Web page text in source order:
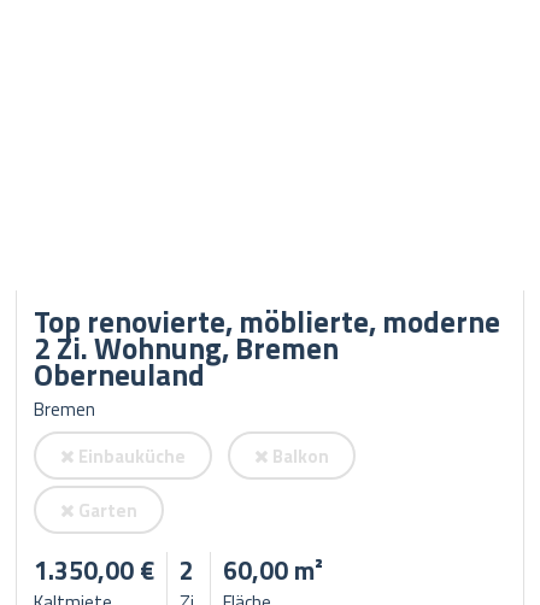
Top renovierte, möblierte, moderne
2 Zi. Wohnung, Bremen
Oberneuland
Bremen
Einbauküche
Balkon
Garten
1.350,00 € 2 60,00 m²